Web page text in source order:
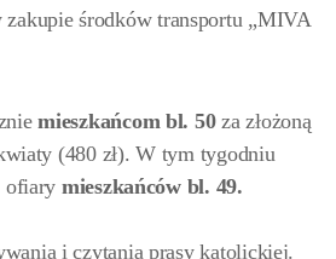
środków transportu „MIVA
mieszkańcom bl. 50za złożoną
(480 zł). W tym tygodniu
ofiary mieszkańców bl. 49.
i czytania prasy katolickiej.